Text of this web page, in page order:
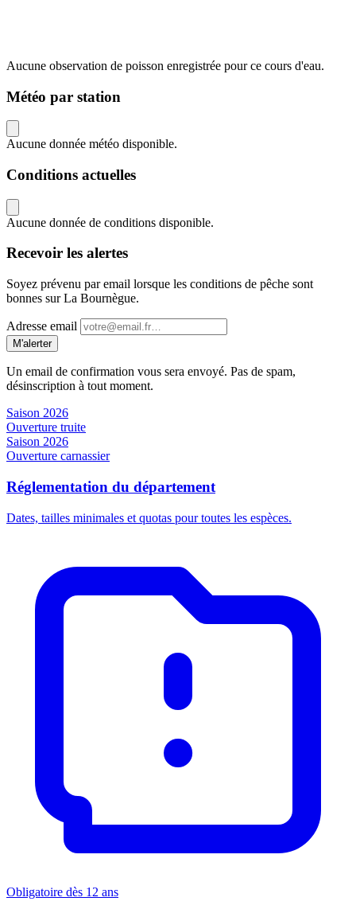
Aucune observation de poisson enregistrée pour ce cours d'eau.
Météo par station
Aucune donnée météo disponible.
Conditions actuelles
Aucune donnée de conditions disponible.
Recevoir les alertes
Soyez prévenu par email lorsque les conditions de pêche sont
bonnes sur La Bournègue.
Adresse email
M'alerter
Un email de confirmation vous sera envoyé. Pas de spam,
désinscription à tout moment.
Saison 2026
Ouverture truite
Saison 2026
Ouverture carnassier
Réglementation du département
Dates, tailles minimales et quotas pour toutes les espèces.
Obligatoire dès 12 ans